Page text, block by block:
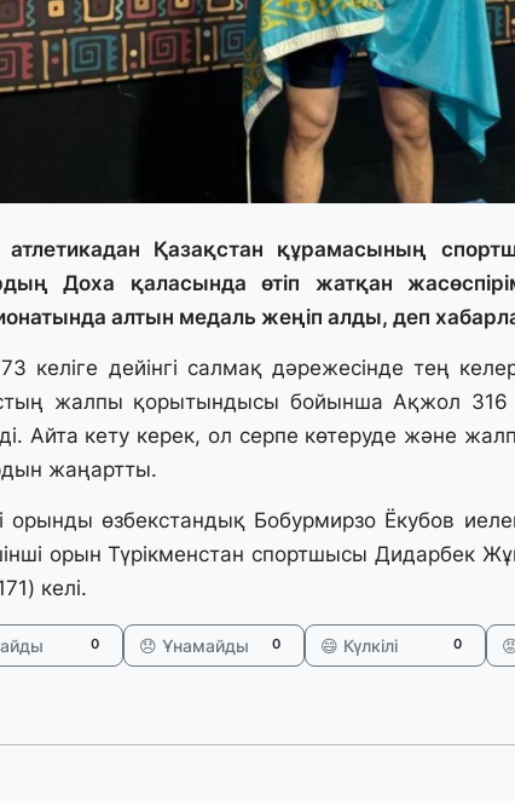
Қазақстан құрамасының
Доха қаласында өтіп жатқан
алтын медаль жеңіп алды, деп
келіге дейінгі салмақ дәрежесінде тең
жалпы қорытындысы бойынша Ақжол 316
Айта кету керек, ол серпе көтеруде және
жаңартты.
орынды өзбекстандық Бобурмирзо Ёкубов
орын Түрікменстан спортшысы Дидарбек
келі.
0 😞 Ұнамайды 0 😄 Күлкілі 0